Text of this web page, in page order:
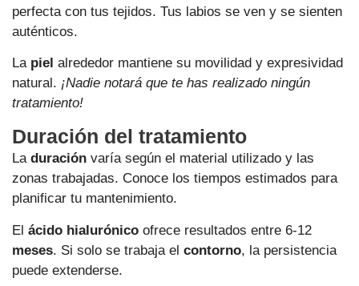
perfecta con tus tejidos. Tus labios se ven y se sienten
auténticos.
La piel alrededor mantiene su movilidad y expresividad
natural. ¡Nadie notará que te has realizado ningún
tratamiento!
Duración del tratamiento
La duración varía según el material utilizado y las
zonas trabajadas. Conoce los tiempos estimados para
planificar tu mantenimiento.
El ácido hialurónico ofrece resultados entre 6-12
meses. Si solo se trabaja el contorno, la persistencia
puede extenderse.